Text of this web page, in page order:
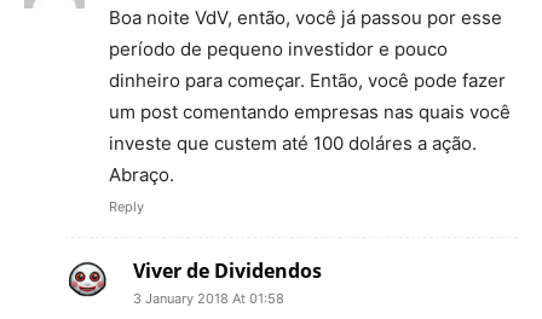
Boa noite VdV, então, você já passou por esse
período de pequeno investidor e pouco
dinheiro para começar. Então, você pode fazer
um post comentando empresas nas quais você
investe que custem até 100 doláres a ação.
Abraço.
Reply
Viver de Dividendos
3 January 2018 At 01:58